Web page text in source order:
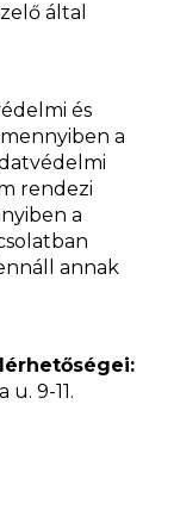
által
és
a
rendezi
a
annak
u. 9-11.